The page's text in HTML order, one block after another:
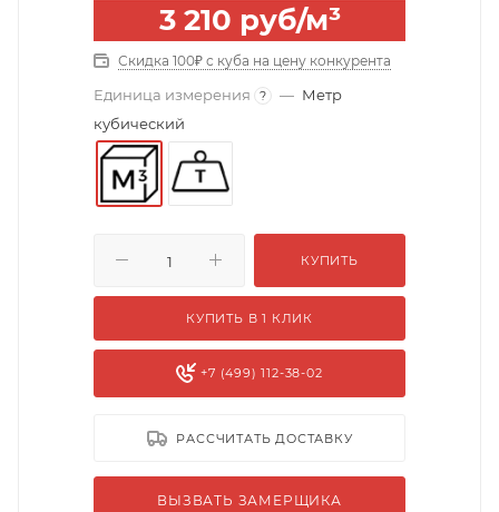
3 210 руб/м³
Скидка 100₽ с куба на цену конкурента
Единица измерения ? — Метр
кубический
КУПИТЬ
КУПИТЬ В 1 КЛИК
+7 (499) 112-38-02
РАССЧИТАТЬ ДОСТАВКУ
ВЫЗВАТЬ ЗАМЕРЩИКА